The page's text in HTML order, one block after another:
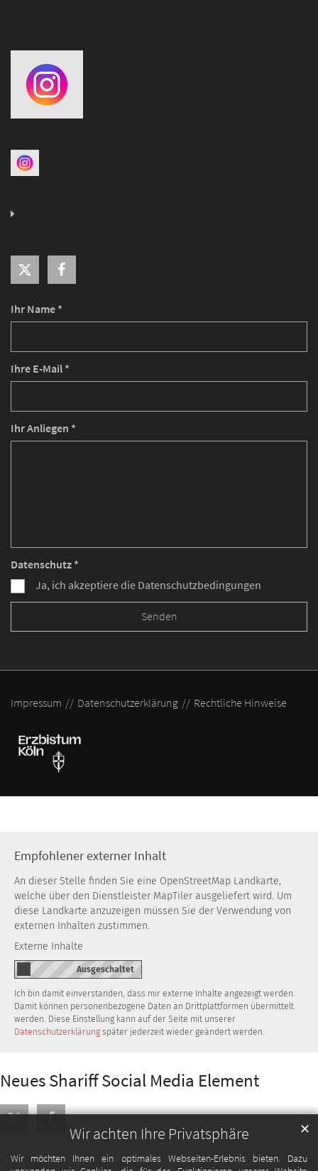
Wir achten Ihre Privatsphäre
Wir möchten Ihnen ein optimales Webseiten-Erlebnis bieten. Dazu
✕
Ihr Name *
Ihre E-Mail *
Ihr Anliegen *
Datenschutz *
Ja, ich akzeptiere die Datenschutzbedingungen
Impressum Datenschutzerklärung Rechtliche Hinweise
Empfohlener externer Inhalt
An dieser Stelle finden Sie eine OpenStreetMap Landkarte,
welche über den Dienstleister MapTiler ausgeliefert wird. Um
diese Landkarte anzuzeigen müssen Sie der Verwendung von
externen Inhalten zustimmen.
Externe Inhalte
Ich bin damit einverstanden, dass mir externe Inhalte angezeigt werden.
Damit können personenbezogene Daten an Drittplattformen übermittelt
werden. Diese Einstellung kann auf der Seite mit unserer
Datenschutzerklärung später jederzeit wieder geändert werden.
Neues Shariff Social Media Element